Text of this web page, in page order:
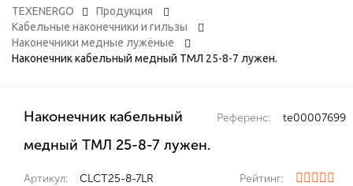
TEXENERGO
Продукция
Кабельные наконечники и гильзы
Наконечники медные лужёные
Наконечник кабельный медный ТМЛ 25-8-7 лужен.
Наконечник кабельный
медный ТМЛ 25-8-7 лужен.
Референс: te00007699
Артикул: CLCT25-8-7LR Рейтинг: